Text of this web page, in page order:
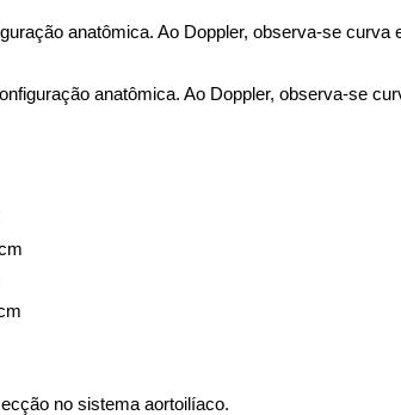
anatômica. Ao Doppler, observa-se curva
anatômica. Ao Doppler, observa-se
no sistema aortoilíaco.